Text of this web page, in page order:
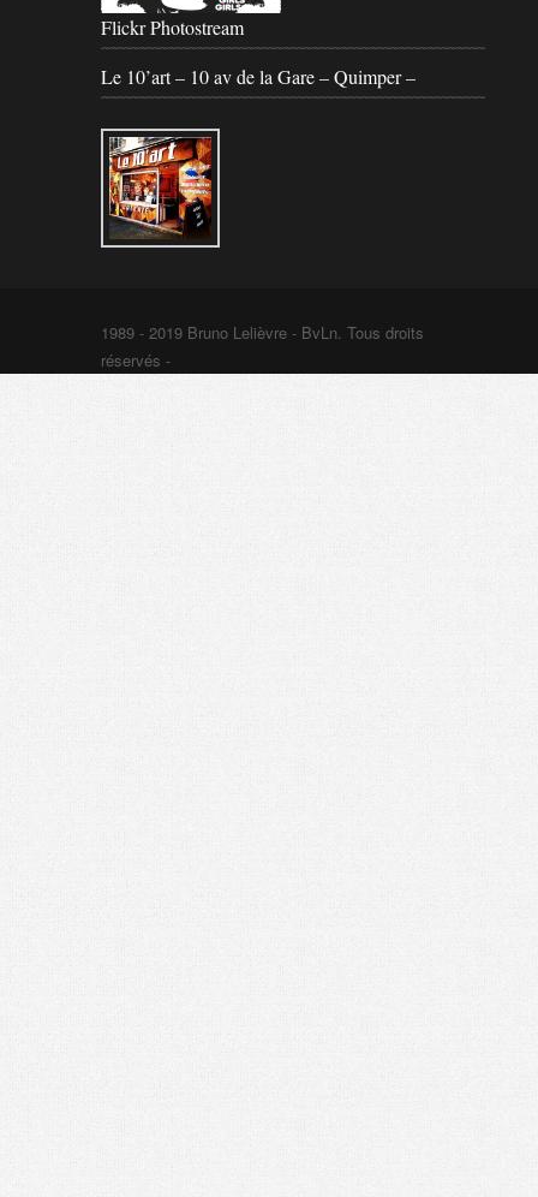
Flickr Photostream
Le 10’art – 10 av de la Gare – Quimper –
1989 - 2019 Bruno Lelièvre - BvLn. Tous droits
réservés -